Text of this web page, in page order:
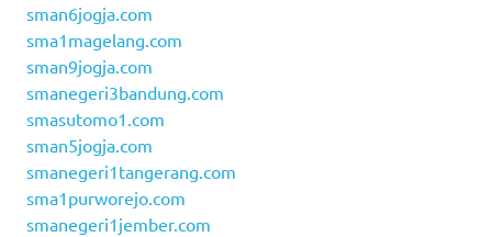
sman6jogja.com
sma1magelang.com
sman9jogja.com
smanegeri3bandung.com
smasutomo1.com
sman5jogja.com
smanegeri1tangerang.com
sma1purworejo.com
smanegeri1jember.com